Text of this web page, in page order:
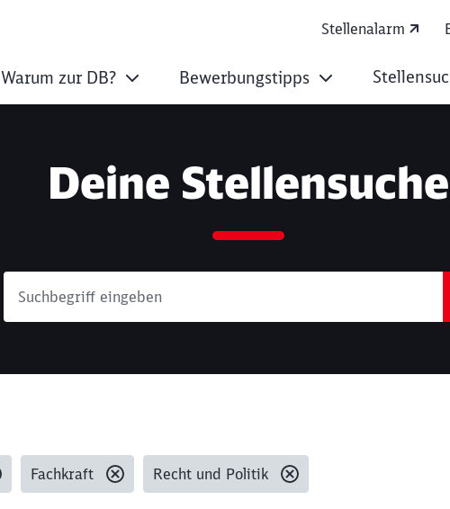
Stellenalarm
Warum zur DB? Bewerbungstipps
Deine Stellensuche
Fachkraft Recht und Politik